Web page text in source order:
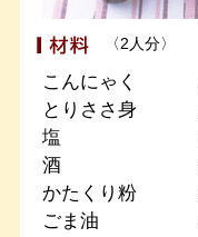
〈2人分〉
こんにゃく
とりささ身
塩
酒
かたくり粉
ごま油